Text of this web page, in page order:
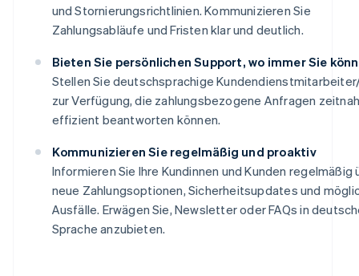
und Stornierungsrichtlinien. Kommunizieren Sie
Zahlungsabläufe und Fristen klar und deutlich.
Bieten Sie persönlichen Support, wo immer Sie
Stellen Sie deutschsprachige
zur Verfügung, die zahlungsbezogene Anfragen
effizient beantworten können.
Kommunizieren Sie regelmäßig und proaktiv
Informieren Sie Ihre Kundinnen und Kunden regelmäßig
neue Zahlungsoptionen, Sicherheitsupdates und
Ausfälle. Erwägen Sie, Newsletter oder FAQs in
Sprache anzubieten.